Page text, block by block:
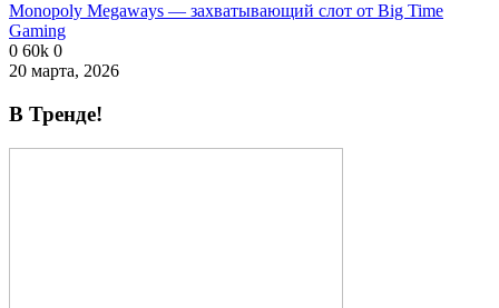
Monopoly Megaways — захватывающий слот от Big Time
Gaming
0 60k 0
20 марта, 2026
В Тренде!